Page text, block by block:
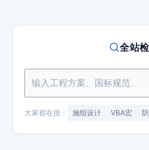
全站
大家都在搜： 施组设计 VBA宏